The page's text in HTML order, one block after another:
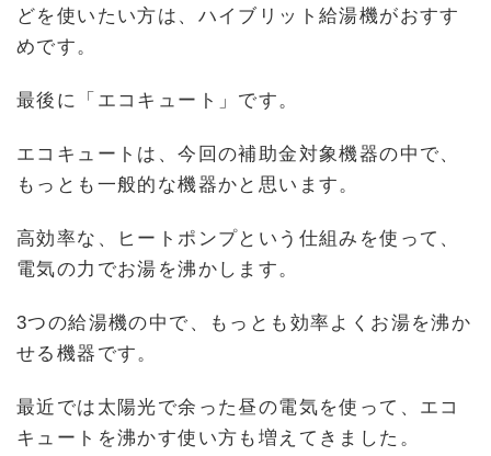
どを使いたい方は、ハイブリット給湯機がおすす
めです。
最後に「エコキュート」です。
エコキュートは、今回の補助金対象機器の中で、
もっとも一般的な機器かと思います。
高効率な、ヒートポンプという仕組みを使って、
電気の力でお湯を沸かします。
3つの給湯機の中で、もっとも効率よくお湯を沸か
せる機器です。
最近では太陽光で余った昼の電気を使って、エコ
キュートを沸かす使い方も増えてきました。